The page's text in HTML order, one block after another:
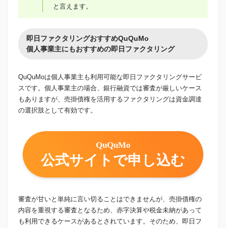
と言えます。
即日ファクタリングおすすめQuQuMo
個人事業主にもおすすめの即日ファクタリング
QuQuMoは個人事業主も利用可能な即日ファクタリングサービ
スです。個人事業主の場合、銀行融資では審査が厳しいケース
もありますが、売掛債権を活用するファクタリングは資金調達
の選択肢として有効です。
QuQuMo
公式サイトで申し込む
審査が甘いと単純に言い切ることはできませんが、売掛債権の
内容を重視する審査となるため、赤字決算や税金未納があって
も利用できるケースがあるとされています。そのため、即日フ